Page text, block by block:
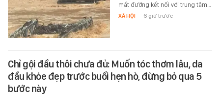
mất đường kết nối với trung tâm…
XÃ HỘI - 6 giờ trước
Chỉ gội đầu thôi chưa đủ: Muốn tóc thơm lâu, da
đầu khỏe đẹp trước buổi hẹn hò, đừng bỏ qua 5
bước này